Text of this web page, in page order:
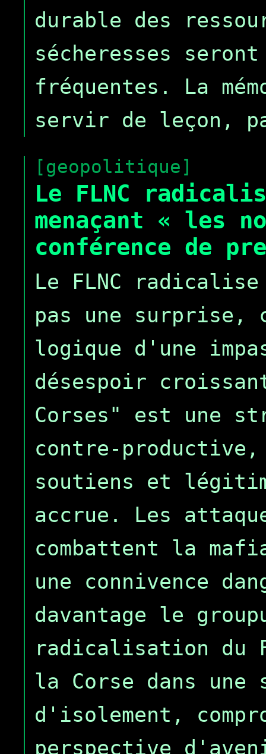
durable des
sécheresses
fréquentes. La
servir de leçon,
[geopolitique]
Le FLNC
menaçant « les
conférence de
Le FLNC
pas une surprise,
logique d'une
désespoir
Corses" est une
contre-
soutiens et
accrue. Les
combattent la
une connivence
davantage le
radicalisation du
la Corse dans
d'isolement,
perspective